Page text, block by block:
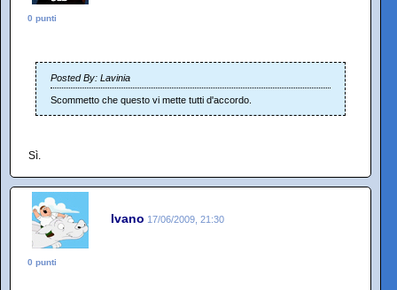
0 punti
Posted By: Lavinia
Scommetto che questo vi mette tutti d'accordo.
Sì.
Ivano 17/06/2009, 21:30
0 punti